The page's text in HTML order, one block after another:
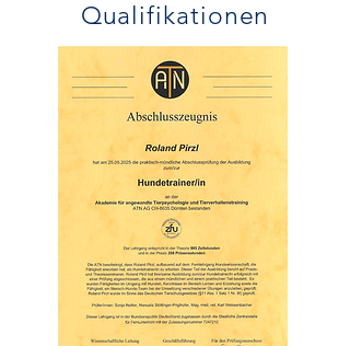
Qualifikationen